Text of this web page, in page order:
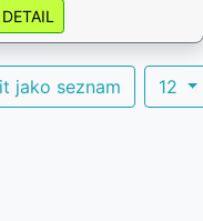
DETAIL
jako seznam 12